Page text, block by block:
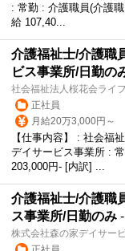
: 常勤 : 介護職員(介護
給 107,40...
介護福祉士/介護職
ビス事業所/日勤の
社会福祉法人桜花会ライ
正社員
月給20万3,000円～
【仕事内容】 : 社会福
デイサービス事業所 :
203,000円- [内訳] ...
介護福祉士/介護職
ス事業所/日勤のみ -
株式会社森の家デイサー